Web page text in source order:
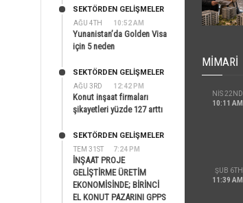
AĞU 4TH 10:52 AM
SEKTÖRDEN GELIŞMELER
Yunanistan’da Golden Visa
için 5 neden
AĞU 3RD 12:42 PM
SEKTÖRDEN GELIŞMELER
Konut inşaat firmaları
şikayetleri yüzde 127 arttı
TEM 31ST 7:24 PM
SEKTÖRDEN GELIŞMELER
İNŞAAT PROJE
GELİŞTİRME ÜRETİM
EKONOMİSİNDE; BİRİNCİ
EL KONUT PAZARINI GPPS
MIMARI
NIS 22ND
10:11 AM
ŞUB 6TH
11:39 AM